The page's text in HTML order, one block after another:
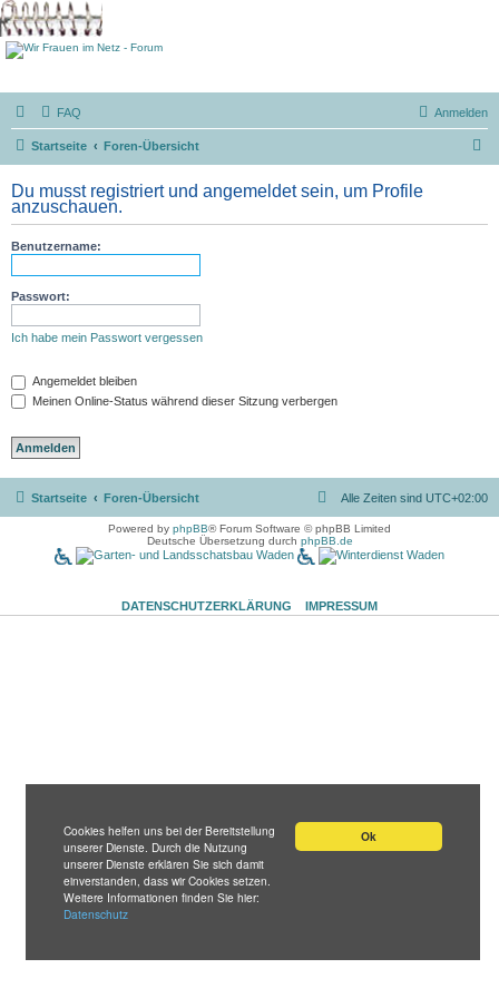
Ok
Cookies helfen uns bei der Bereitstellung
unserer Dienste. Durch die Nutzung
unserer Dienste erklären Sie sich damit
einverstanden, dass wir Cookies setzen.
Weitere Informationen finden Sie hier:
Datenschutz
FAQ Anmelden
Startseite Foren-Übersicht
h
Du musst registriert und angemeldet sein, um Profile
anzuschauen.
Benutzername:
Passwort:
Ich habe mein Passwort vergessen
Angemeldet bleiben
Meinen Online-Status während dieser Sitzung verbergen
Startseite Foren-Übersicht Alle Zeiten sind UTC+02:00
Powered by phpBB® Forum Software © phpBB Limited
Deutsche Übersetzung durch phpBB.de
DATENSCHUTZERKLÄRUNG IMPRESSUM